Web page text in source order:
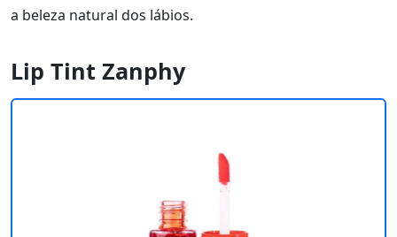
a beleza natural dos lábios.
Lip Tint Zanphy